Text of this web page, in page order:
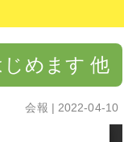
じめます 他
会報 | 2022-04-10